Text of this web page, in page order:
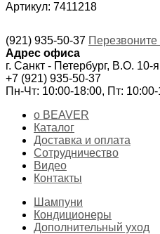
Артикул: 7411218
(921) 935-50-37
Адрес офиса
г. Санкт - Петербург, В.О.
+7 (921) 935-50-37
Пн-Чт: 10:00-18:00, Пт:
о BEAVER
Каталог
Доставка и оплата
Сотрудничество
Видео
Контакты
Шампуни
Кондиционеры
Дополнительный уход